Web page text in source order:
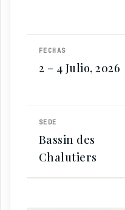
FECHAS
2 – 4 Julio, 2026
SEDE
Bassin des
Chalutiers